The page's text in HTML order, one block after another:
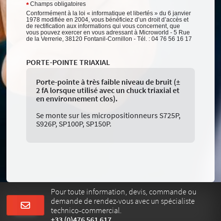
*Champs obligatoires
Conformément à la loi « informatique et libertés » du 6 janvier
1978 modifiée en 2004, vous bénéficiez d’un droit d’accès et
de rectification aux informations qui vous concernent, que
vous pouvez exercer en vous adressant à Microworld - 5 Rue
de la Verrerie, 38120 Fontanil-Cornillon - Tél. : 04 76 56 16 17
PORTE-POINTE TRIAXIAL
Porte-pointe à très faible niveau de bruit (±
2 fA lorsque utilisé avec un chuck triaxial et
en environnement clos).
Se monte sur les micropositionneurs S725P,
S926P, SP100P, SP150P.
Pour toute information, devis, commande ou
demande de rendez-vous avec un spécialiste
technico-commercial.